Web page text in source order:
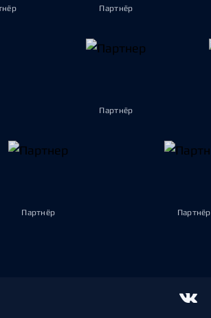
Партнёр
Партнёр
Партнёр Партнёр